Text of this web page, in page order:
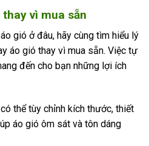
vì mua sẵn
gió ở đâu, hãy cùng tìm hiểu lý
áo gió thay vì mua sẵn. Việc tự
đến cho bạn những lợi ích
thể tùy chỉnh kích thước, thiết
áo gió ôm sát và tôn dáng